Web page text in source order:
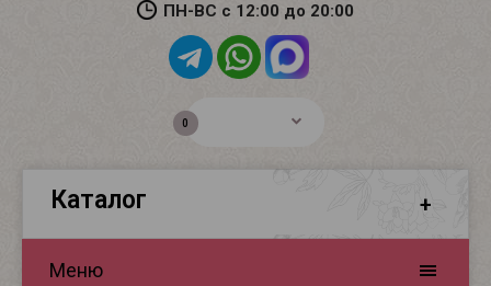
ПН-ВС с 12:00 до 20:00
0
Каталог
Меню